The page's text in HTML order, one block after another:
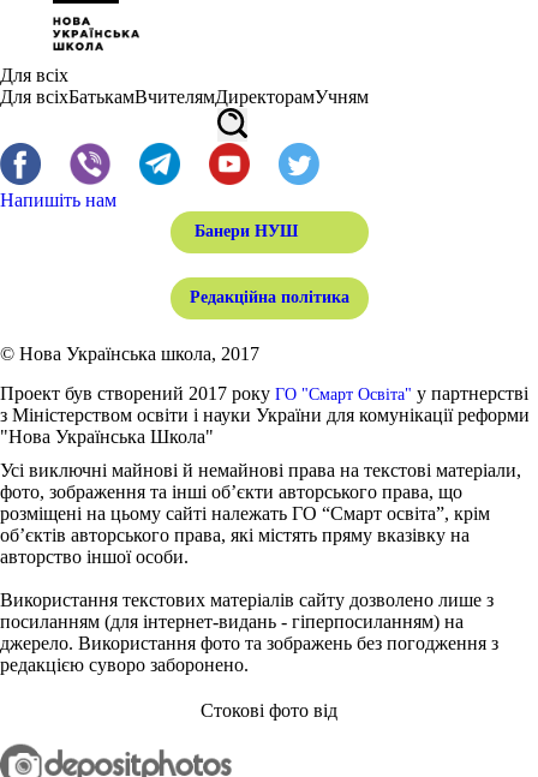
Для всіх
Для всіхБатькамВчителямДиректорамУчням
Напишіть нам
Банери НУШ
Редакційна політика
© Нова Українська школа, 2017
Проект був створений 2017 року ГО "Смарт Освіта" у партнерстві
з Міністерством освіти і науки України для комунікації реформи
"Нова Українська Школа"
Усі виключні майнові й немайнові права на текстові матеріали,
фото, зображення та інші об’єкти авторського права, що
розміщені на цьому сайті належать ГО “Смарт освіта”, крім
об’єктів авторського права, які містять пряму вказівку на
авторство іншої особи.
Використання текстових матеріалів сайту дозволено лише з
посиланням (для інтернет-видань - гіперпосиланням) на
джерело. Використання фото та зображень без погодження з
редакцією суворо заборонено.
Стокові фото від